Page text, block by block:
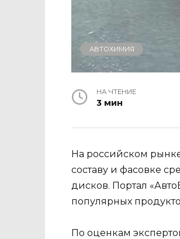
АВТОХИМИЯ
НА ЧТЕНИЕ
3 мин
На российском
составу и фасовке
дисков. Портал
популярных
По оценкам